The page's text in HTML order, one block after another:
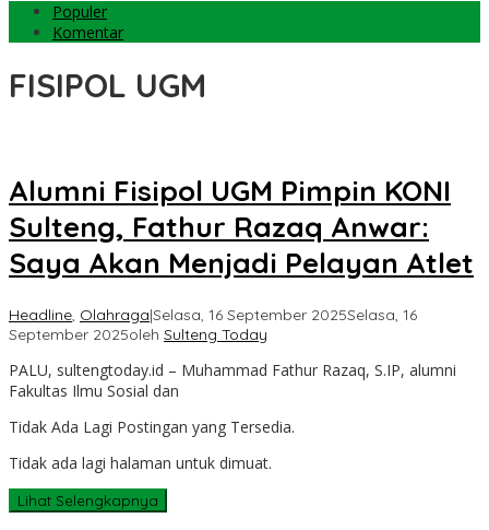
Populer
Komentar
FISIPOL UGM
Alumni Fisipol UGM Pimpin KONI
Sulteng, Fathur Razaq Anwar:
Saya Akan Menjadi Pelayan Atlet
Headline, Olahraga|Selasa, 16 September 2025Selasa, 16
September 2025oleh Sulteng Today
PALU, sultengtoday.id – Muhammad Fathur Razaq, S.IP, alumni
Fakultas Ilmu Sosial dan
Tidak Ada Lagi Postingan yang Tersedia.
Tidak ada lagi halaman untuk dimuat.
Lihat Selengkapnya